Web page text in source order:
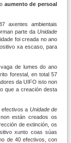
aumento de persoal
axentes ambientais
parte daUnidade
foi creada no ano
xa escaso, para
de lumes do ano
forestal, en total 57
da UIFO isto non
que a creación desta
efectivos a Unidade de
están creados os
de extinción, os
xunto coas súas
de 40 efectivos, con